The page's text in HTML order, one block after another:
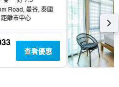
Road, 曼谷, 泰國
離市中心
查看優惠